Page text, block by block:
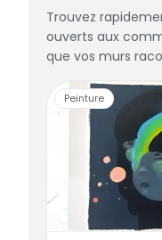
Trouvez
ouverts aux
que vos murs
Peinture